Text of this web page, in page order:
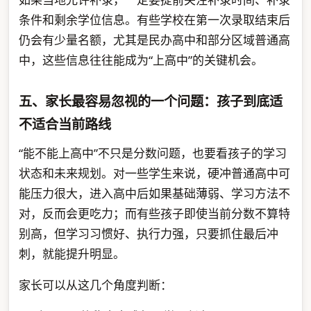
条件和剩余学位信息。有些学校在第一次录取结束后
仍会有少量名额，尤其是民办高中和部分区域普通高
中，这些信息往往能成为“上高中”的关键机会。
五、家长最容易忽视的一个问题：孩子到底适
不适合当前路线
“能不能上高中”不只是分数问题，也要看孩子的学习
状态和未来规划。对一些学生来说，硬冲普通高中可
能压力很大，进入高中后如果基础薄弱、学习方法不
对，反而会更吃力；而有些孩子即使当前分数不算特
别高，但学习习惯好、执行力强，只要抓住最后冲
刺，就能提升明显。
家长可以从这几个角度判断：